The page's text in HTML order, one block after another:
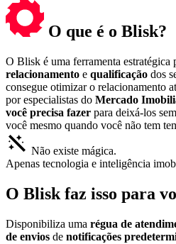
O que é o Blisk?
O Blisk é uma ferramenta estratégica
relacionamento e qualificação dos
consegue otimizar o relacionamento
por especialistas do Mercado
você precisa fazer para deixá-los
você mesmo quando você não tem
Não existe mágica.
Apenas tecnologia e inteligência
O Blisk faz isso para
Disponibiliza uma régua de
de envios de notificações